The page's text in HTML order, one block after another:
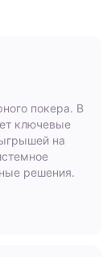
покера. В
ключевые
на
решения.